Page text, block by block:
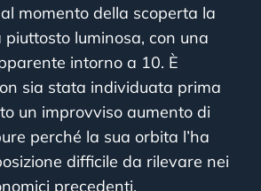
momento della scoperta la
luminosa, con una
intorno a 10. È
sia stata individuata prima
un improvviso aumento di
perché la sua orbita l’ha
difficile da rilevare nei
precedenti.